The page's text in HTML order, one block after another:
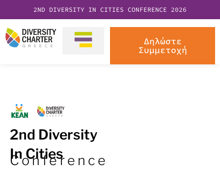
2ND DIVERSITY IN CITIES CONFERENCE 2026
Δηλώστε
Συμμετοχή
2nd Diversity
In Cities
Conference